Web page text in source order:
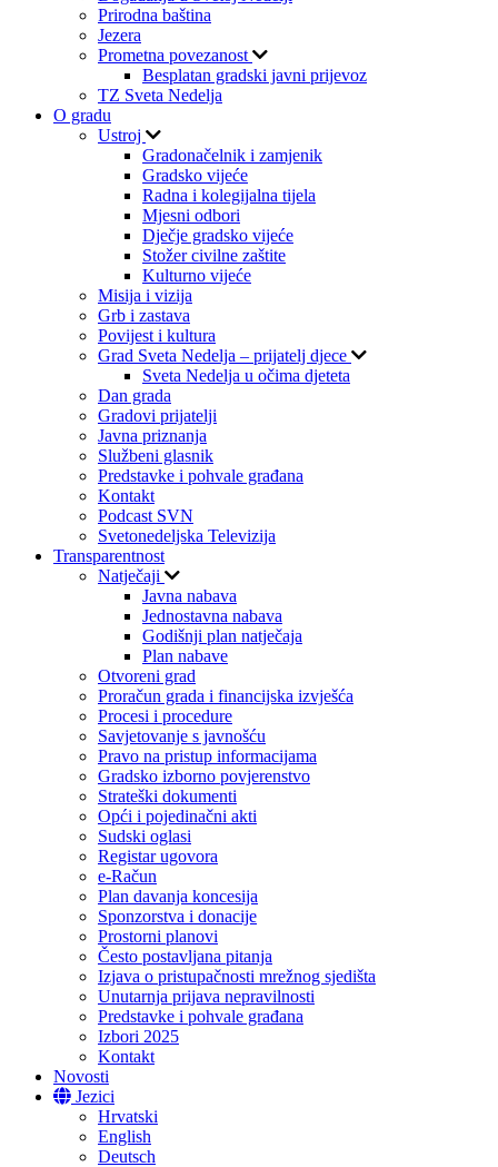
Prirodna baština
Jezera
Prometna povezanost
Besplatan gradski javni prijevoz
TZ Sveta Nedelja
O gradu
Ustroj
Gradonačelnik i zamjenik
Gradsko vijeće
Radna i kolegijalna tijela
Mjesni odbori
Dječje gradsko vijeće
Stožer civilne zaštite
Kulturno vijeće
Misija i vizija
Grb i zastava
Povijest i kultura
Grad Sveta Nedelja – prijatelj djece
Sveta Nedelja u očima djeteta
Dan grada
Gradovi prijatelji
Javna priznanja
Službeni glasnik
Predstavke i pohvale građana
Kontakt
Podcast SVN
Svetonedeljska Televizija
Transparentnost
Natječaji
Javna nabava
Jednostavna nabava
Godišnji plan natječaja
Plan nabave
Otvoreni grad
Proračun grada i financijska izvješća
Procesi i procedure
Savjetovanje s javnošću
Pravo na pristup informacijama
Gradsko izborno povjerenstvo
Strateški dokumenti
Opći i pojedinačni akti
Sudski oglasi
Registar ugovora
e-Račun
Plan davanja koncesija
Sponzorstva i donacije
Prostorni planovi
Često postavljana pitanja
Izjava o pristupačnosti mrežnog sjedišta
Unutarnja prijava nepravilnosti
Predstavke i pohvale građana
Izbori 2025
Kontakt
Novosti
Jezici
Hrvatski
English
Deutsch